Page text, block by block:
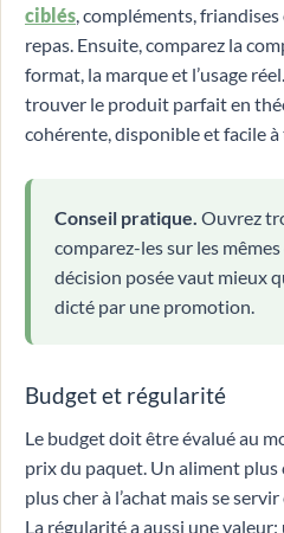
ciblés, compléments, friandises
repas. Ensuite, comparez la
format, la marque et l’usage réel.
trouver le produit parfait en
cohérente, disponible et facile
Conseil pratique. Ouvrez
comparez-les sur les
décision posée vaut mieux
dicté par une promotion.
Budget et régularité
Le budget doit être évalué au
prix du paquet. Un aliment
plus cher à l’achat mais se
La régularité a aussi une